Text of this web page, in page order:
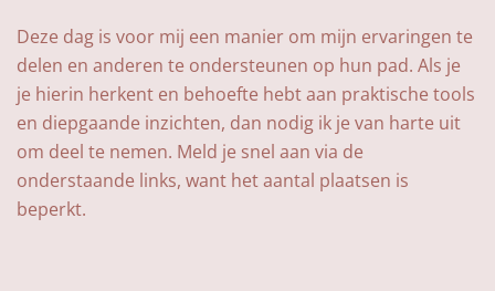
Deze dag is voor mij een manier om mijn ervaringen te
delen en anderen te ondersteunen op hun pad. Als je
je hierin herkent en behoefte hebt aan praktische tools
en diepgaande inzichten, dan nodig ik je van harte uit
om deel te nemen. Meld je snel aan via de
onderstaande links, want het aantal plaatsen is
beperkt.